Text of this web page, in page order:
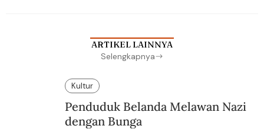
ARTIKEL LAINNYA
Selengkapnya
Kultur
Penduduk Belanda Melawan Nazi
dengan Bunga